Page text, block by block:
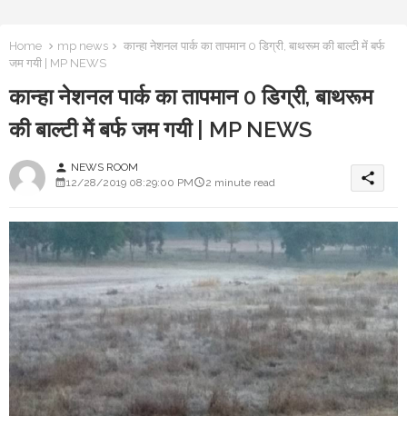
Home mp news
कान्हा नेशनल पार्क का तापमान 0 डिग्री, बाथरूम की बाल्टी में बर्फ
जम गयी | MP NEWS
कान्हा नेशनल पार्क का तापमान 0 डिग्री, बाथरूम
की बाल्टी में बर्फ जम गयी | MP NEWS
person NEWS ROOM
12/28/2019 08:29:00 PM
2 minute read share